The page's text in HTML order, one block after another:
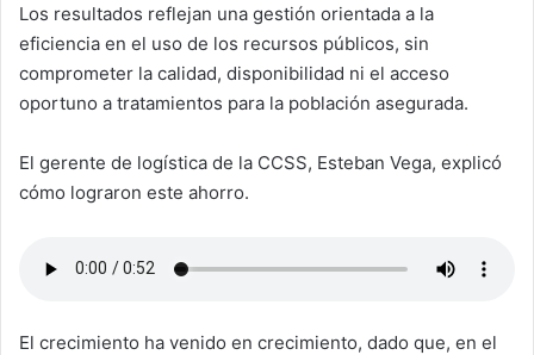
Los resultados reflejan una gestión orientada a la
eficiencia en el uso de los recursos públicos, sin
comprometer la calidad, disponibilidad ni el acceso
oportuno a tratamientos para la población asegurada.
El gerente de logística de la CCSS, Esteban Vega, explicó
cómo lograron este ahorro.
El crecimiento ha venido en crecimiento, dado que, en el